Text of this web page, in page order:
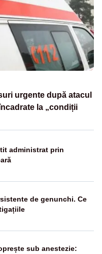
urgente după atacul
la „condiții
administrat prin
de genunchi. Ce
sub anestezie: